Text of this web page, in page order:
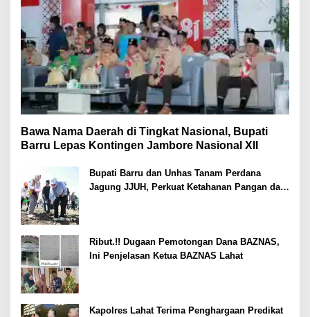
Bawa Nama Daerah di Tingkat Nasional, Bupati
Barru Lepas Kontingen Jambore Nasional XII
Bupati Barru dan Unhas Tanam Perdana
Jagung JJUH, Perkuat Ketahanan Pangan dan
Ribut.!! Dugaan Pemotongan Dana BAZNAS,
Ini Penjelasan Ketua BAZNAS Lahat
Kapolres Lahat Terima Penghargaan Predikat